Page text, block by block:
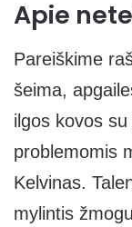
Apie
Pareiškime
šeima,
ilgos kovos
problemomis
Kelvinas.
mylintis